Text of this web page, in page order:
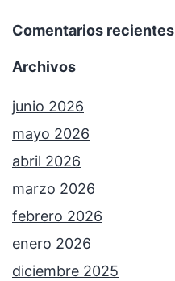
Comentarios recientes
Archivos
junio 2026
mayo 2026
abril 2026
marzo 2026
febrero 2026
enero 2026
diciembre 2025